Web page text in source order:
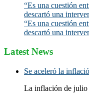
“Es una cuestión
descartó una
“Es una cuestión
descartó una
Latest News
Se aceleró la
La inflación de julio